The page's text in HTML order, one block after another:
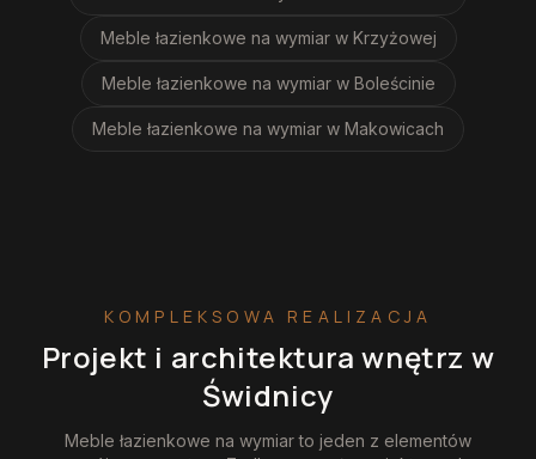
Meble łazienkowe na wymiar w Krzyżowej
Meble łazienkowe na wymiar w Boleścinie
Meble łazienkowe na wymiar w Makowicach
KOMPLEKSOWA REALIZACJA
Projekt i architektura wnętrz w
Świdnicy
Meble łazienkowe na wymiarto jeden z elementów